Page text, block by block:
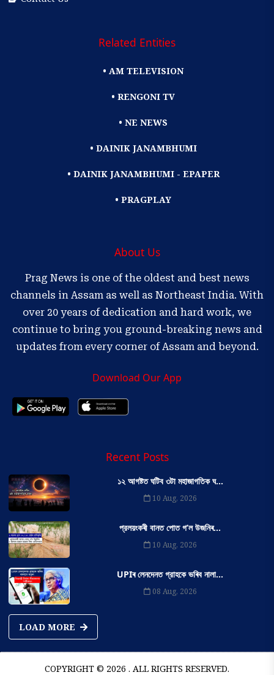
Related Entities
• AM TELEVISION
• RENGONI TV
• NE NEWS
• DAINIK JANAMBHUMI
• DAINIK JANAMBHUMI - EPAPER
• PRAGPLAY
About Us
Prag News is one of the oldest and best news
channels in Assam as well as Northeast India. With
over 20 years of dedication and hard work, we
continue to bring you ground-breaking news and
updates from every corner of Assam and beyond.
Download Our App
Recent Posts
১২ আগষ্টত ঘটিব ৩টা মহাজাগতিক ঘ...
10 Aug, 2026
প্রলয়ংকৰী বানত পোত গ’ল উজনিৰ...
10 Aug, 2026
UPIৰ লেনদেনত গ্রাহকে ভৰিব নালা...
08 Aug, 2026
LOAD MORE
COPYRIGHT © 2026 . ALL RIGHTS RESERVED.